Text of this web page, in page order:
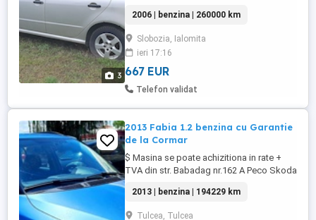
3
2006 | benzina | 260000 km
Slobozia, Ialomita
ieri 17:16
667 EUR
Telefon validat
2013 Fabia 1.2 benzina cu Garantie
de la Cormar
$ Masina se poate achizitiona in rate +
TVA din str. Babadag nr.162 A Peco Skoda
conditionat - Lumini de zi DRL - Geamuri
electrice - Servo directie, ESP - RCD cu
2013 | benzina | 194229 km
Tulcea, Tulcea